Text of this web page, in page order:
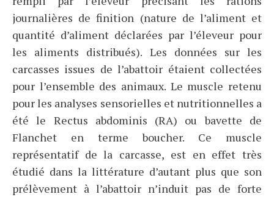
journalières de finition (nature de l’aliment et
quantité d’aliment déclarées par l’éleveur pour
les aliments distribués). Les données sur les
carcasses issues de l’abattoir étaient collectées
pour l’ensemble des animaux. Le muscle retenu
pour les analyses sensorielles et nutritionnelles a
été le Rectus abdominis (RA) ou bavette de
Flanchet en terme boucher. Ce muscle
représentatif de la carcasse, est en effet très
étudié dans la littérature d’autant plus que son
prélèvement à l’abattoir n’induit pas de forte